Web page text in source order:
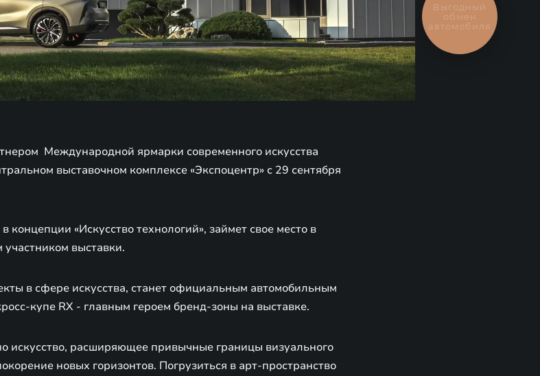
Международной ярмарки современного искусства
выставочном комплексе «Экспоцентр» с 29 сентября
концепции «Искусство технологий», займет свое место в
выставки.
в сфере искусства, станет официальным автомобильным
купе RX - главным героем бренд-зоны на выставке.
искусство, расширяющее привычные границы визуального
новых горизонтов. Погрузиться в арт-пространство
Выгодный
обмен
автомобиля